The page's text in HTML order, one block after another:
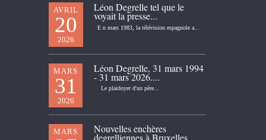
AVRIL
20
2026
Léon Degrelle tel que le
voyait la presse...
E n mars 1983, la télévision espagnole a...
MARS
31
2026
Léon Degrelle, 31 mars 1994
- 31 mars 2026....
Le plaidoyer d'un père...
MARS Nouvelles enchères
degrelliennes à Bruxelles